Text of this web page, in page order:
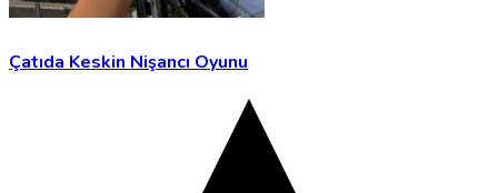
Çatıda Keskin Nişancı Oyunu